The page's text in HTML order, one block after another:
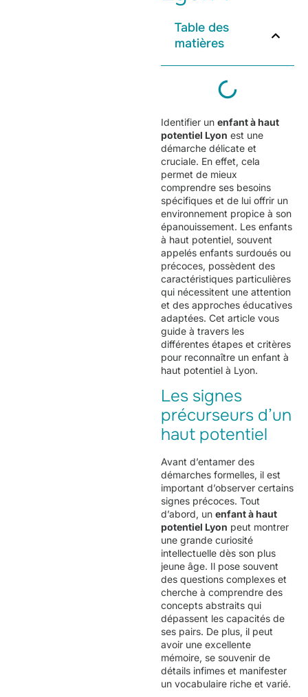
Table des
matières
Identifier un enfant àhaut
potentiel Lyon est une
démarche délicate et
cruciale. En effet, cela
permet de mieux
comprendre ses besoins
spécifiques et de lui offrir un
environnement propice à son
épanouissement. Les enfants
à haut potentiel, souvent
appelés enfants surdoués ou
précoces, possèdent des
caractéristiques particulières
qui nécessitent une attention
et des approches éducatives
adaptées. Cet article vous
guide à travers les
différentes étapes et critères
pour reconnaître un enfant à
haut potentiel à Lyon.
Les signes
précurseurs d’un
haut potentiel
Avant d’entamer des
démarches formelles, il est
important d’observer certains
signes précoces. Tout
d’abord, un enfant à haut
potentiel Lyon peut montrer
une grande curiosité
intellectuelle dès son plus
jeune âge. Il pose souvent
des questions complexes et
cherche à comprendre des
concepts abstraits qui
dépassent les capacités de
ses pairs. De plus, il peut
avoir une excellente
mémoire, se souvenir de
détails infimes et manifester
un vocabulaire riche et varié.